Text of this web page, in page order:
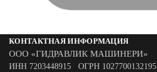
КОНТАКТНАЯ ИНФОРМАЦИЯ
ООО «ГИДРАВЛИК МАШИНЕРИ»
ИНН 7203448915 ОГРН 1027700132195